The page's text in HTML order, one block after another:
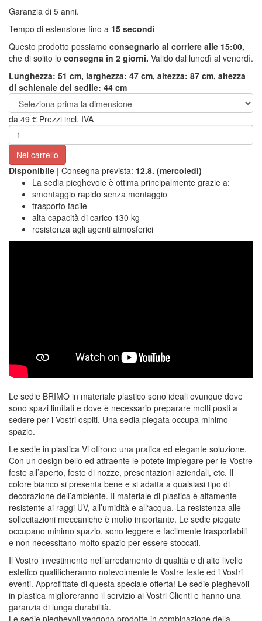
Garanzia di 5 anni.
Tempo di estensione fino a 15 secondi
Questo prodotto possiamo consegnarlo al corriere alle 15:00,
che di solito lo consegna in 2 giorni. Valido dal lunedì al venerdì.
Lunghezza: 51 cm, larghezza: 47 cm, altezza: 87 cm, altezza
di schienale del sedile: 44 cm
da 49 € Prezzi incl. IVA
Nel carrello
Disponibile | Consegna prevista: 12.8. (mercoledì)
La sedia pieghevole è ottima principalmente grazie a:
smontaggio rapido senza montaggio
trasporto facile
alta capacità di carico 130 kg
resistenza agli agenti atmosferici
Le sedie BRIMO in materiale plastico sono ideali ovunque dove
sono spazi limitati e dove è necessario preparare molti posti a
sedere per i Vostri ospiti. Una sedia piegata occupa minimo
spazio.
Le sedie in plastica Vi offrono una pratica ed elegante soluzione.
Con un design bello ed attraente le potete impiegare per le Vostre
feste all’aperto, feste di nozze, presentazioni aziendali, etc. Il
colore bianco si presenta bene e si adatta a qualsiasi tipo di
decorazione dell’ambiente. Il materiale di plastica è altamente
resistente ai raggi UV, all’umidità e all‘acqua. La resistenza alle
sollecitazioni meccaniche è molto importante. Le sedie piegate
occupano minimo spazio, sono leggere e facilmente trasportabili
e non necessitano molto spazio per essere stoccati.
Il Vostro investimento nell’arredamento di qualità e di alto livello
estetico qualificheranno notevolmente le Vostre feste ed i Vostri
eventi. Approfittate di questa speciale offerta! Le sedie pieghevoli
in plastica miglioreranno il servizio ai Vostri Clienti e hanno una
garanzia di lunga durabilità.